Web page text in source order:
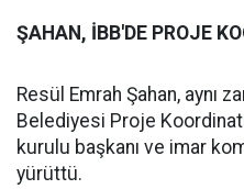
ŞAHAN, İBB'DE PROJE
Resül Emrah Şahan, aynı
Belediyesi Proje
kurulu başkanı ve imar
yürüttü.